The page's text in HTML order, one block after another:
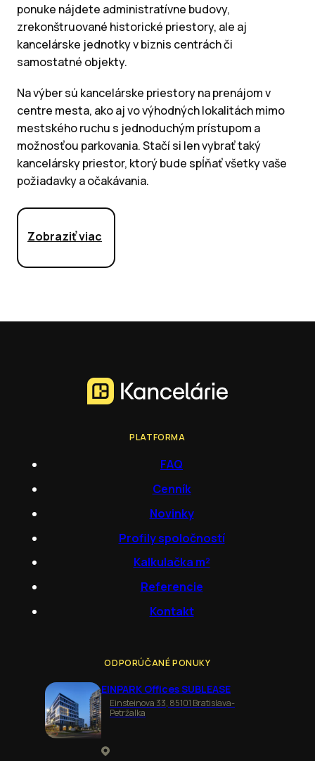
ponuke nájdete administratívne budovy,
zrekonštruované historické priestory, ale aj
kancelárske jednotky v biznis centrách či
samostatné objekty.
Na výber sú kancelárske priestory na prenájom v
centre mesta, ako aj vo výhodných lokalitách mimo
mestského ruchu s jednoduchým prístupom a
možnosťou parkovania. Stačí si len vybrať taký
kancelársky priestor, ktorý bude spĺňať všetky vaše
požiadavky a očakávania.
Zobraziť viac
PLATFORMA
FAQ
Cenník
Novinky
Profily spoločností
Kalkulačka m²
Referencie
Kontakt
ODPORÚČANÉ PONUKY
EINPARK Offices SUBLEASE
Einsteinova 33, 85101 Bratislava-
Petržalka